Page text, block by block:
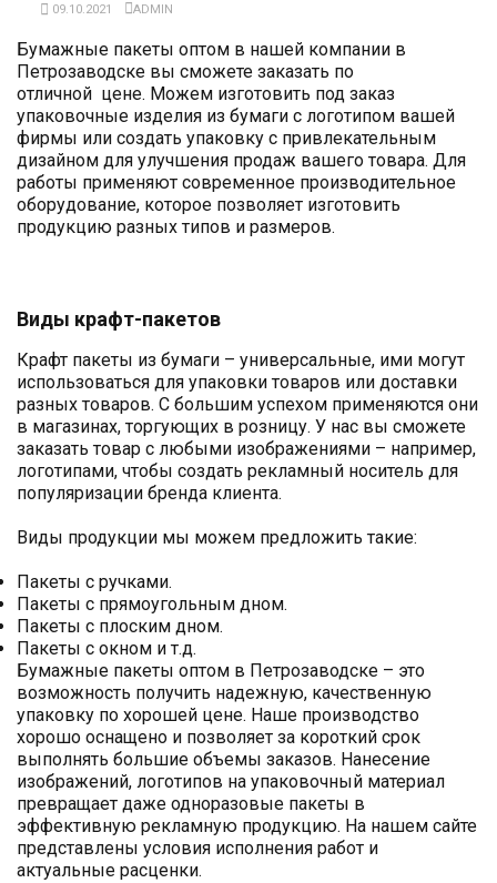
09.10.2021 ADMIN
Бумажные пакеты оптом в нашей компании в
Петрозаводске вы сможете заказать по
отличной цене. Можем изготовить под заказ
упаковочные изделия из бумаги с логотипом вашей
фирмы или создать упаковку с привлекательным
дизайном для улучшения продаж вашего товара. Для
работы применяют современное производительное
оборудование, которое позволяет изготовить
продукцию разных типов и размеров.
Виды крафт-пакетов
Крафт пакеты из бумаги – универсальные, ими могут
использоваться для упаковки товаров или доставки
разных товаров. С большим успехом применяются они
в магазинах, торгующих в розницу. У нас вы сможете
заказать товар с любыми изображениями – например,
логотипами, чтобы создать рекламный носитель для
популяризации бренда клиента.
Виды продукции мы можем предложить такие:
Пакеты с ручками.
Пакеты с прямоугольным дном.
Пакеты с плоским дном.
Пакеты с окном и т.д.
Бумажные пакеты оптом в Петрозаводске – это
возможность получить надежную, качественную
упаковку по хорошей цене. Наше производство
хорошо оснащено и позволяет за короткий срок
выполнять большие объемы заказов. Нанесение
изображений, логотипов на упаковочный материал
превращает даже одноразовые пакеты в
эффективную рекламную продукцию. На нашем сайте
представлены условия исполнения работ и
актуальные расценки.